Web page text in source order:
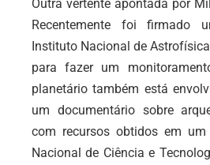
Outra vertente apontada por
Recentemente foi firmado
Instituto Nacional de
para fazer um
planetário também está
um documentário sobre
com recursos obtidos em
Nacional de Ciência e